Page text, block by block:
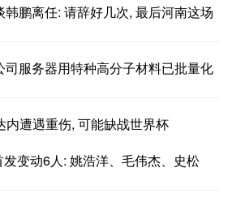
鹏离任: 请辞好几次, 最后河南这场
服务器用特种高分子材料已批量化
内遭遇重伤, 可能缺战世界杯
变动6人: 姚浩洋、毛伟杰、史松